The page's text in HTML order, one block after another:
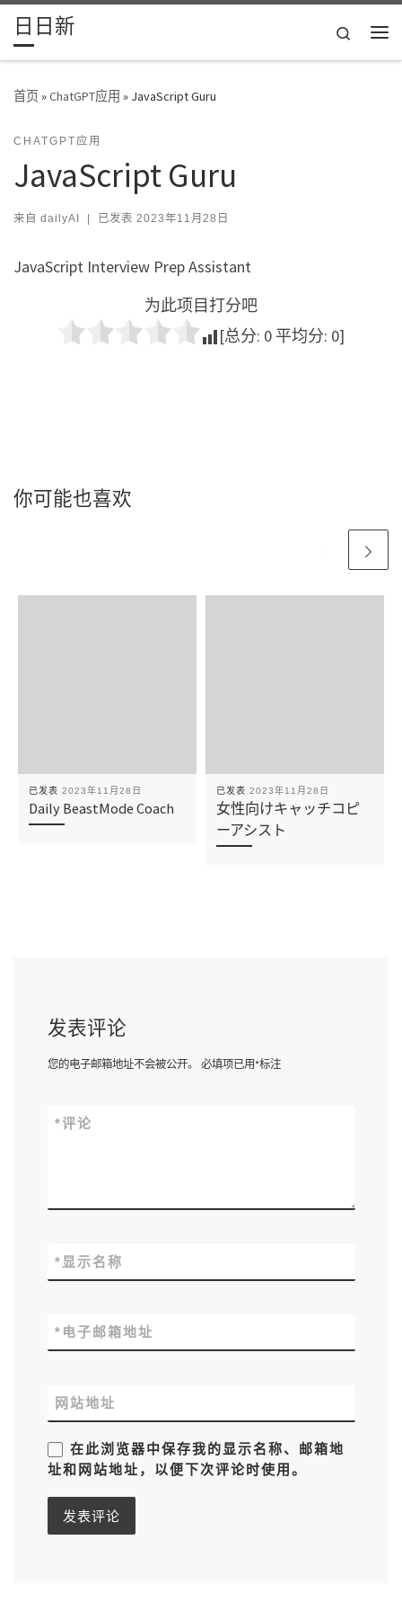
Skip to content
日日新
Search
首页»ChatGPT应用 » JavaScript Guru
CHATGPT应用
JavaScript Guru
来自 dailyAI | 已发表 2023年11月28日
JavaScript Interview Prep Assistant
为此项目打分吧
[总分: 0 平均分: 0]
你可能也喜欢
已发表 2023年11月28日
Daily BeastMode Coach
已发表 2023年11月28日
女性向けキャッチコピ
ーアシスト
发表评论
您的电子邮箱地址不会被公开。 必填项已用*标注
评论
*
显示名称
*
电子邮箱地址
*
网站地址
在此浏览器中保存我的显示名称、邮箱地
址和网站地址，以便下次评论时使用。